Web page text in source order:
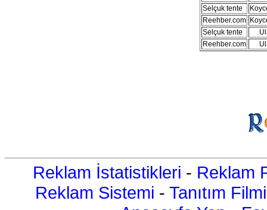
Selçuk tente
Reehber.com
Selçuk tente
Reehber.com
Reklam İstatistikleri - Reklam
Reklam Sistemi - Tanıtım Filmi